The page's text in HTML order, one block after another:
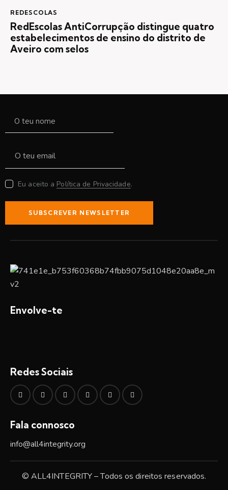
REDESCOLAS
RedEscolas AntiCorrupção distingue quatro
estabelecimentos de ensino do distrito de
Aveiro com selos
Eu aceito a Política de Privacidade.
SUBSCREVER NEWSLETTER
Envolve-te
Redes Sociais
Fala connosco
info@all4integrity.org
© ALL4INTEGRITY – Todos os direitos reservados.